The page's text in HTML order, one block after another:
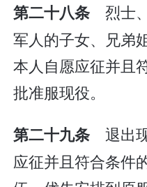
第二十八条 烈士
军人的子女、兄弟
本人自愿应征并且
批准服现役。
第二十九条 退出
应征并且符合条件